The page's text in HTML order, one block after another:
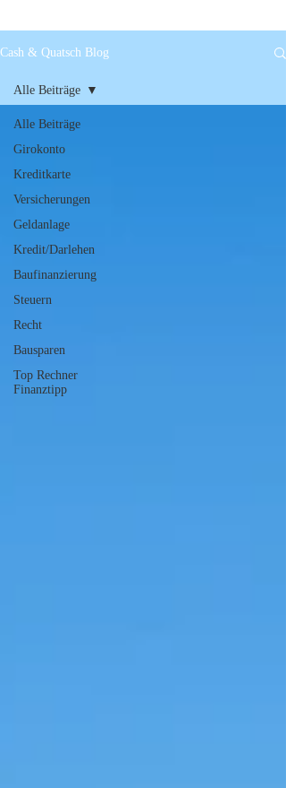
Cash & Quatsch Blog
Alle Beiträge
Girokonto
Kreditkarte
Versicherungen
Geldanlage
Kredit/Darlehen
Baufinanzierung
Steuern
Recht
Bausparen
Top Rechner
Finanztipp
Alle Beiträge